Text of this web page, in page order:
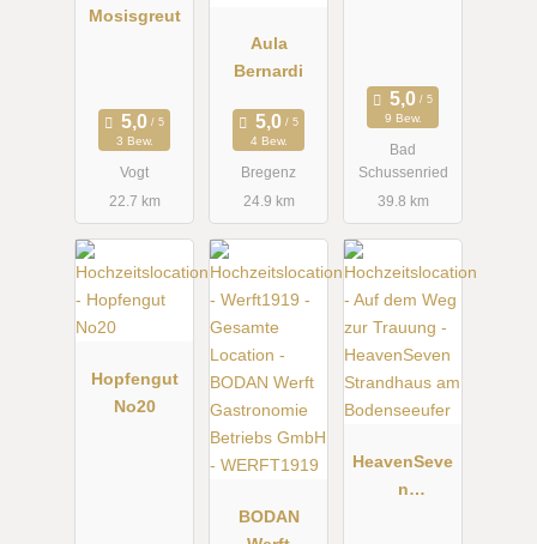
Mosisgreut
3 Bew.
Vogt
22.7 km
Aula
Bernardi
4 Bew.
Bregenz
24.9 km
9 Bew.
Bad
Schussenried
39.8 km
Hopfengut
No20
BODAN
HeavenSeve
n